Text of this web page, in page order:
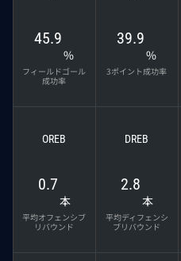
45.9
%
フィールドゴール
成功率
39.9
%
3ポイント成功率
OREB
0.7
本
平均オフェンシブ
リバウンド
DREB
2.8
本
平均ディフェンシ
ブリバウンド